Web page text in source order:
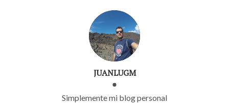
JUANLUGM
Simplemente mi blog personal